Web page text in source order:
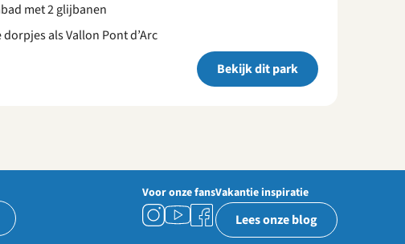
met 2 glijbanen
als Vallon Pont d’Arc
Bekijk dit park
Voor onze fansVakantie inspiratie
Lees onze blog